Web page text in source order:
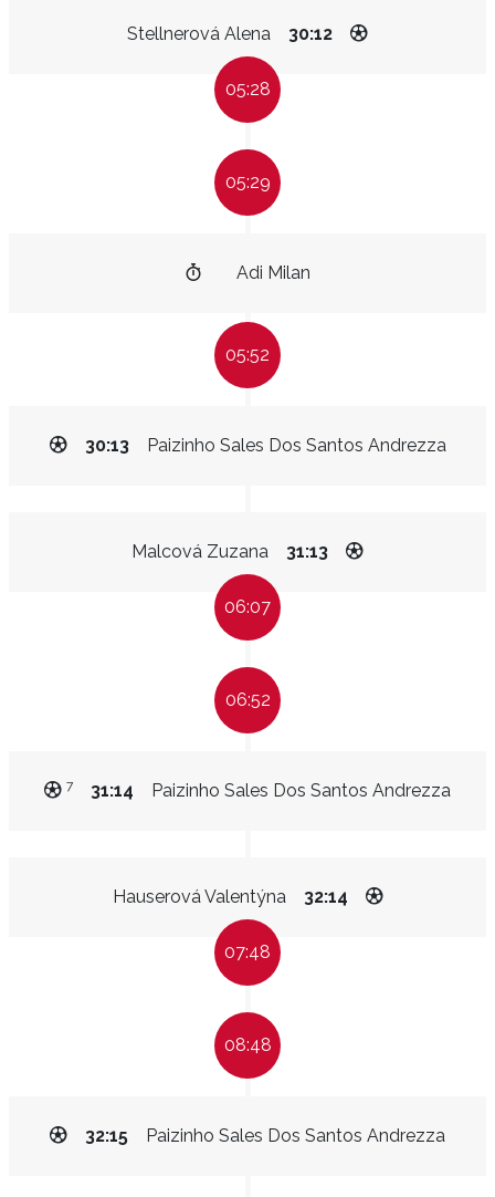
Stellnerová Alena 30:12
05:28
05:29
Adi Milan
05:52
Paizinho Sales Dos Santos Andrezza
30:13
Malcová Zuzana 31:13
06:07
06:52
Paizinho Sales Dos Santos Andrezza
31:14
7
Hauserová Valentýna 32:14
07:48
08:48
Paizinho Sales Dos Santos Andrezza
32:15